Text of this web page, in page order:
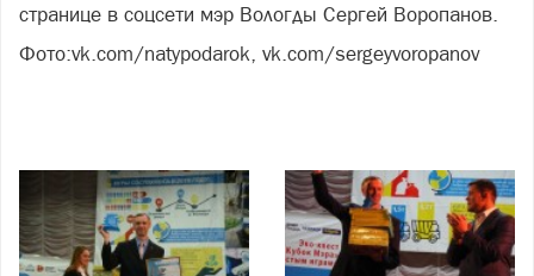
странице в соцсети мэр Вологды Сергей Воропанов.
Фото:vk.com/natypodarok, vk.com/sergeyvoropanov